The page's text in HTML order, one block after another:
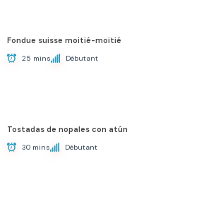
Fondue suisse moitié-moitié
25 mins Débutant
Tostadas de nopales con atún
30 mins Débutant